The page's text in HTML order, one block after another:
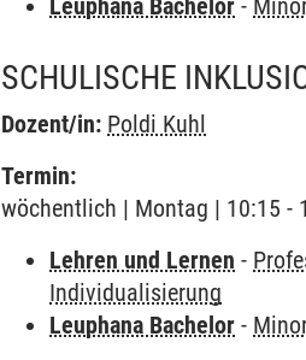
Leuphana Bachelor -
SCHULISCHE
Dozent/in: Poldi Kuhl
Termin:
wöchentlich | Montag | 10:15 -
Lehren und Lernen -
Individualisierung
Leuphana Bachelor -